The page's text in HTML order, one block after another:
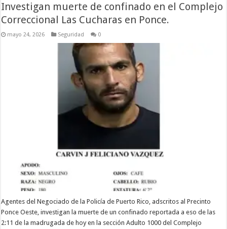
Investigan muerte de confinado en el Complejo
Correccional Las Cucharas en Ponce.
mayo 24, 2026 Seguridad 0
Agentes del Negociado de la Policía de Puerto Rico, adscritos al Precinto
Ponce Oeste, investigan la muerte de un confinado reportada a eso de las
2:11 de la madrugada de hoy en la sección Adulto 1000 del Complejo